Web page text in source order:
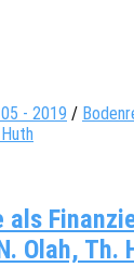
- 2019 /
als
Olah, Th.